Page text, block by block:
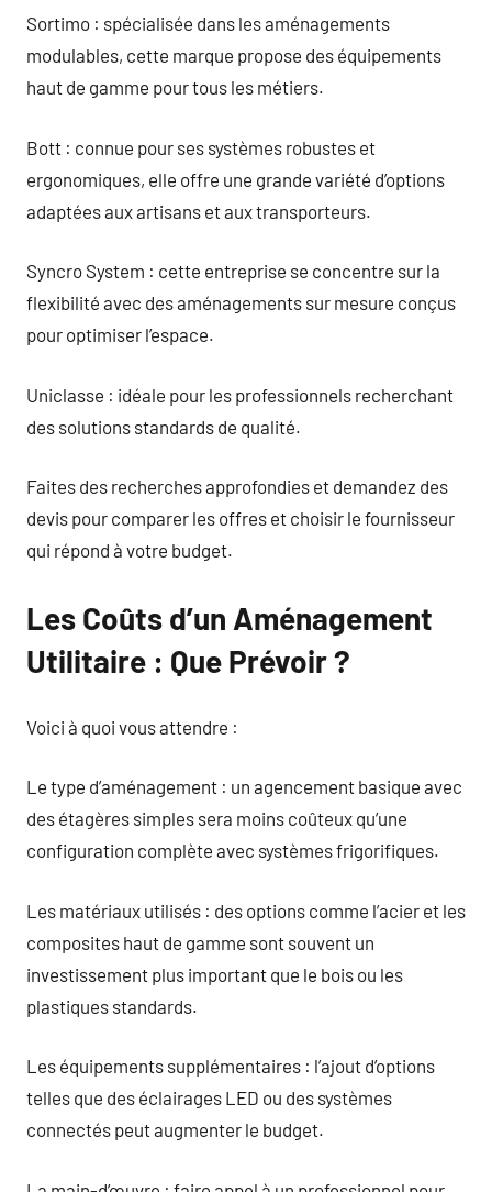
Sortimo : spécialisée dans les aménagements
modulables, cette marque propose des équipements
haut de gamme pour tous les métiers.
Bott : connue pour ses systèmes robustes et
ergonomiques, elle offre une grande variété d’options
adaptées aux artisans et aux transporteurs.
Syncro System : cette entreprise se concentre sur la
flexibilité avec des aménagements sur mesure conçus
pour optimiser l’espace.
Uniclasse : idéale pour les professionnels recherchant
des solutions standards de qualité.
Faites des recherches approfondies et demandez des
devis pour comparer les offres et choisir le fournisseur
qui répond à votre budget.
Les Coûts d’un Aménagement
Utilitaire : Que Prévoir ?
Voici à quoi vous attendre :
Le type d’aménagement : un agencement basique avec
des étagères simples sera moins coûteux qu’une
configuration complète avec systèmes frigorifiques.
Les matériaux utilisés : des options comme l’acier et les
composites haut de gamme sont souvent un
investissement plus important que le bois ou les
plastiques standards.
Les équipements supplémentaires : l’ajout d’options
telles que des éclairages LED ou des systèmes
connectés peut augmenter le budget.